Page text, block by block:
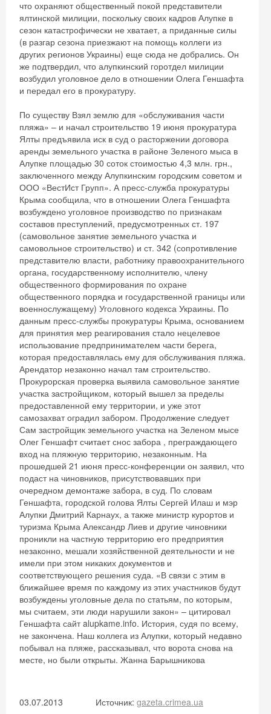
что охраняют общественный покой представители
ялтинской милиции, поскольку своих кадров Алупке в
сезон катастрофически не хватает, а приданные силы
(в разгар сезона приезжают на помощь коллеги из
других регионов Украины) еще сюда не добрались. Он
же подтвердил, что алупкинский горотдел милиции
возбудил уголовное дело в отношении Олега Геншафта
и передал его в прокуратуру.
По существу Взял землю для «обслуживания части
пляжа» – и начал строительство 19 июня прокуратура
Ялты предъявила иск в суд о расторжении договора
аренды земельного участка в районе Зеленого мыса в
Алупке площадью 30 соток стоимостью 4,3 млн. грн.,
заключенного между Алупкинским городским советом и
ООО «ВестИст Групп». А пресс-служба прокуратуры
Крыма сообщила, что в отношении Олега Геншафта
возбуждено уголовное производство по признакам
составов преступлений, предусмотренных ст. 197
(самовольное занятие земельного участка и
самовольное строительство) и ст. 342 (сопротивление
представителю власти, работнику правоохранительного
органа, государственному исполнителю, члену
общественного формирования по охране
общественного порядка и государственной границы или
военнослужащему) Уголовного кодекса Украины. По
данным пресс-службы прокуратуры Крыма, основанием
для принятия мер реагирования стало нецелевое
использование предпринимателем части берега,
которая предоставлялась ему для обслуживания пляжа.
Арендатор незаконно начал там строительство.
Прокурорская проверка выявила самовольное занятие
участка застройщиком, который вышел за пределы
предоставленной ему территории, и уже этот
самозахват оградил забором. Продолжение следует
Сам застройщик земельного участка на Зеленом мысе
Олег Геншафт считает снос забора , преграждающего
вход на пляжную территорию, незаконным. На
прошедшей 21 июня пресс-конференции он заявил, что
подаст на чиновников, присутствовавших при
очередном демонтаже забора, в суд. По словам
Геншафта, городской голова Ялты Сергей Илаш и мэр
Алупки Дмитрий Карнаух, а также министр курортов и
туризма Крыма Александр Лиев и другие чиновники
проникли на частную территорию его предприятия
незаконно, мешали хозяйственной деятельности и не
имели при этом никаких документов и
соответствующего решения суда. «В связи с этим в
ближайшее время по каждому из этих участников будут
возбуждены уголовные дела по статьям, по которым,
мы считаем, эти люди нарушили закон» – цитировал
Геншафта сайт alupkame.info. История, судя по всему,
не закончена. Наш коллега из Алупки, который недавно
побывал на пляже, рассказывал, что ворота снова на
месте, но были открыты. Жанна Барышникова
03.07.2013 Источник: gazeta.crimea.ua
Скидка −5%
Хочешь дешевле? Оставь почту и получи
промокод на первое бронирование!
Получить промокод